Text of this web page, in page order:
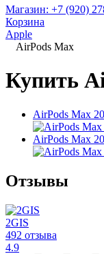
Магазин: +7 (920)
Корзина
Apple
AirPods Max
Купить
AirPods Max
AirPods Max
Отзывы
2GIS
492 отзыва
4.9